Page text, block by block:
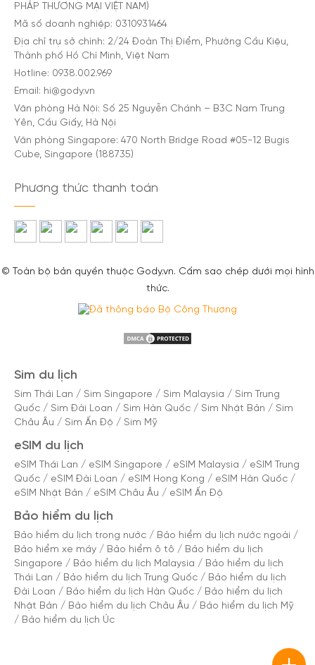
PHÁP THƯƠNG MẠI VIỆT NAM)
Mã số doanh nghiệp: 0310931464
Địa chỉ trụ sở chính: 2/24 Đoàn Thị Điểm, Phường Cầu Kiệu,
Thành phố Hồ Chí Minh, Việt Nam
Hotline: 0938.002.969
Email: hi@gody.vn
Văn phòng Hà Nội: Số 25 Nguyễn Chánh – B3C Nam Trung
Yên, Cầu Giấy, Hà Nội
Văn phòng Singapore: 470 North Bridge Road #05-12 Bugis
Cube, Singapore (188735)
Phương thức thanh toán
© Toàn bộ bản quyền thuộc Gody.vn. Cấm sao chép dưới mọi hình
thức.
Sim du lịch
Sim Thái Lan / Sim Singapore / Sim Malaysia / Sim Trung
Quốc / Sim Đài Loan / Sim Hàn Quốc / Sim Nhật Bản / Sim
Châu Âu / Sim Ấn Độ / Sim Mỹ
eSIM du lịch
eSIM Thái Lan / eSIM Singapore / eSIM Malaysia / eSIM Trung
Quốc / eSIM Đài Loan / eSIM Hong Kong / eSIM Hàn Quốc /
eSIM Nhật Bản / eSIM Châu Âu / eSIM Ấn Độ
Bảo hiểm du lịch
Bảo hiểm du lịch trong nước / Bảo hiểm du lịch nước ngoài /
Bảo hiểm xe máy / Bảo hiểm ô tô / Bảo hiểm du lịch
Singapore / Bảo hiểm du lịch Malaysia / Bảo hiểm du lịch
Thái Lan / Bảo hiểm du lịch Trung Quốc / Bảo hiểm du lịch
Đài Loan / Bảo hiểm du lịch Hàn Quốc / Bảo hiểm du lịch
Nhật Bản / Bảo hiểm du lịch Châu Âu / Bảo hiểm du lịch Mỹ
/ Bảo hiểm du lịch Úc